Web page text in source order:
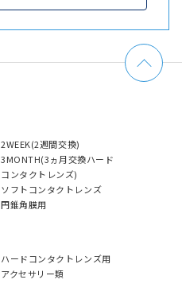
2WEEK(2週間交換)
3MONTH(3ヵ月交換ハード
コンタクトレンズ)
ソフトコンタクトレンズ
円錐角膜用
ハードコンタクトレンズ用
アクセサリー類